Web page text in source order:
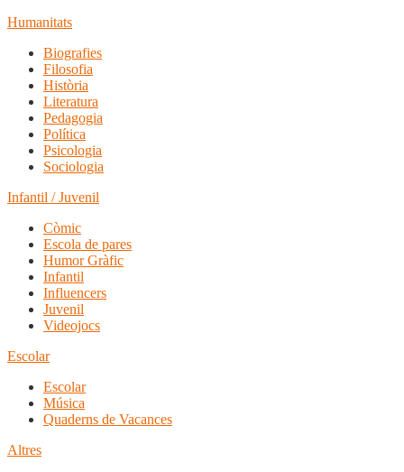
Humanitats
Biografies
Filosofia
Història
Literatura
Pedagogia
Política
Psicologia
Sociologia
Infantil / Juvenil
Còmic
Escola de pares
Humor Gràfic
Infantil
Influencers
Juvenil
Videojocs
Escolar
Escolar
Música
Quaderns de Vacances
Altres